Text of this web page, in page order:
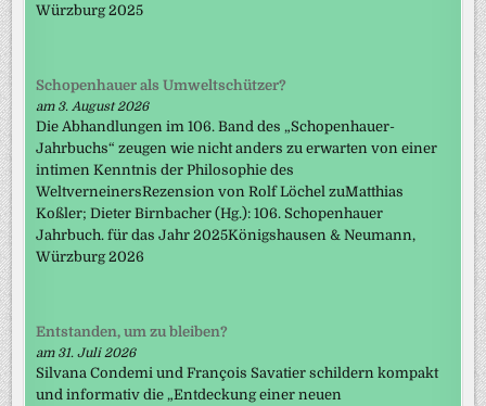
Würzburg 2025
Schopenhauer als Umweltschützer?
am 3. August 2026
Die Abhandlungen im 106. Band des „Schopenhauer-
Jahrbuchs“ zeugen wie nicht anders zu erwarten von einer
intimen Kenntnis der Philosophie des
WeltverneinersRezension von Rolf Löchel zuMatthias
Koßler; Dieter Birnbacher (Hg.): 106. Schopenhauer
Jahrbuch. für das Jahr 2025Königshausen & Neumann,
Würzburg 2026
Entstanden, um zu bleiben?
am 31. Juli 2026
Silvana Condemi und François Savatier schildern kompakt
und informativ die „Entdeckung einer neuen